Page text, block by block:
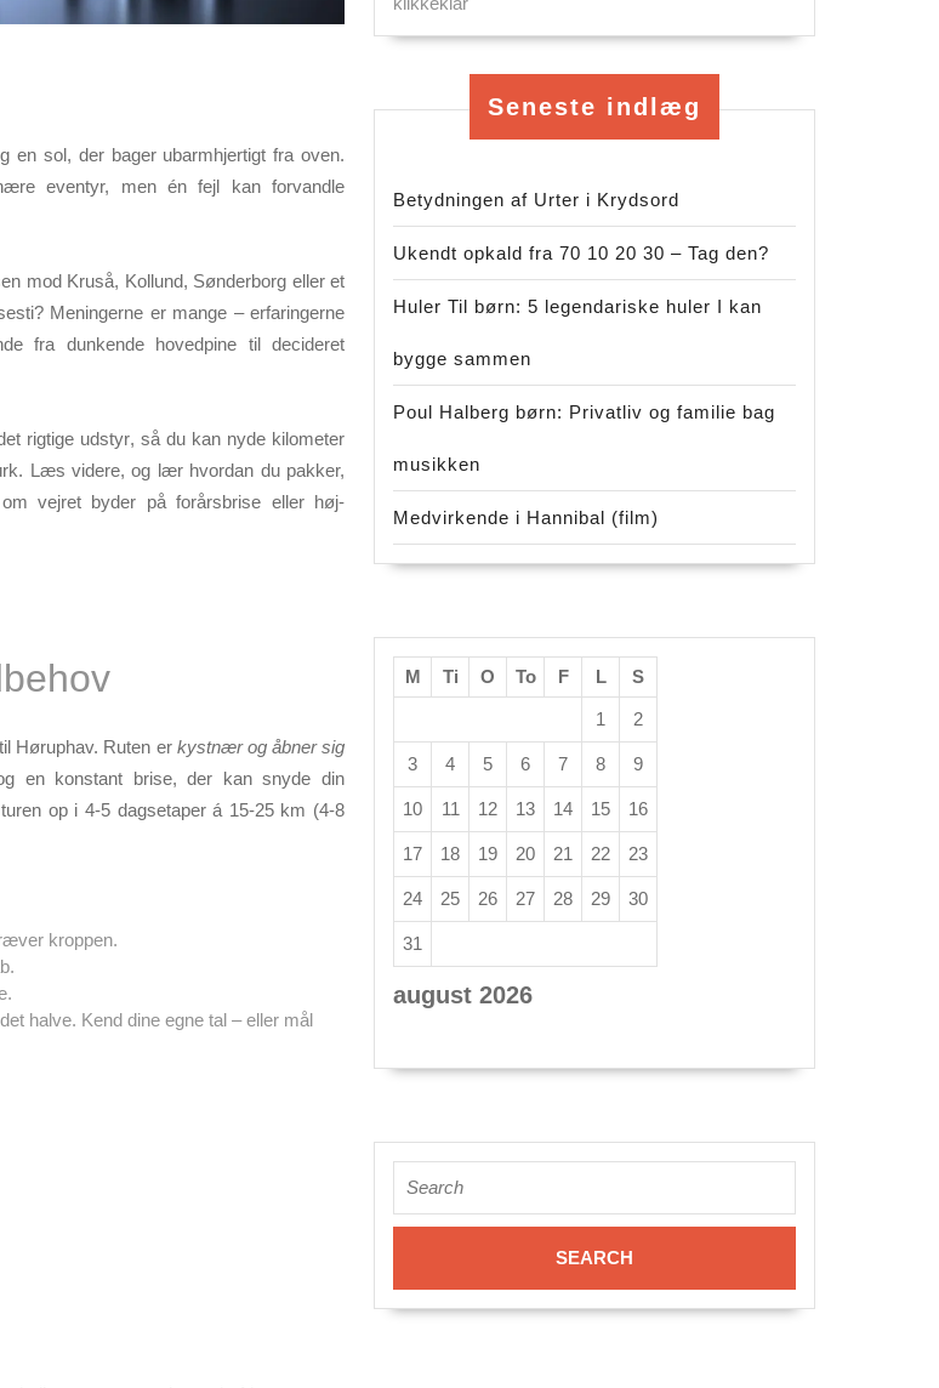
en sol, der bager ubarmhjertigt fra oven.
eventyr, men én fejl kan forvandle
mod Kruså, Kollund, Sønderborg eller et
Meningerne er mange – erfaringerne
fra dunkende hovedpine til decideret
rigtige udstyr, så du kan nyde kilometer
Læs videre, og lær hvordan du pakker,
vejret byder på forårsbrise eller høj­
Høruphav. Ruten er kystnær og åbner sig
en konstant brise, der kan snyde din
op i 4-5 dagsetaper á 15-25 km (4-8
kroppen.
halve. Kend dine egne tal – eller mål
Seneste indlæg
Betydningen af Urter i Krydsord
Ukendt opkald fra 70 10 20 30 – Tag den?
Huler Til børn: 5 legendariske huler I kan
bygge sammen
Poul Halberg børn: Privatliv og familie bag
musikken
Medvirkende i Hannibal (film)
august 2026
M Ti O To F L S
1 2
3 4 5 6 7 8 9
10 11 12 13 14 15 16
17 18 19 20 21 22 23
24 25 26 27 28 29 30
31
for: